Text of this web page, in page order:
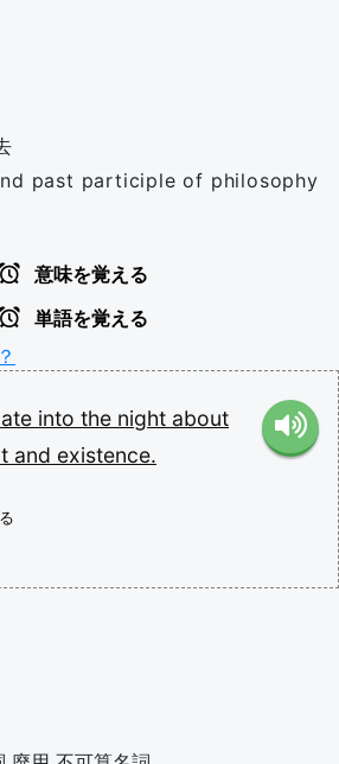
past participle of philosophy
意味を覚える
単語を覚える
into the night about
and existence.